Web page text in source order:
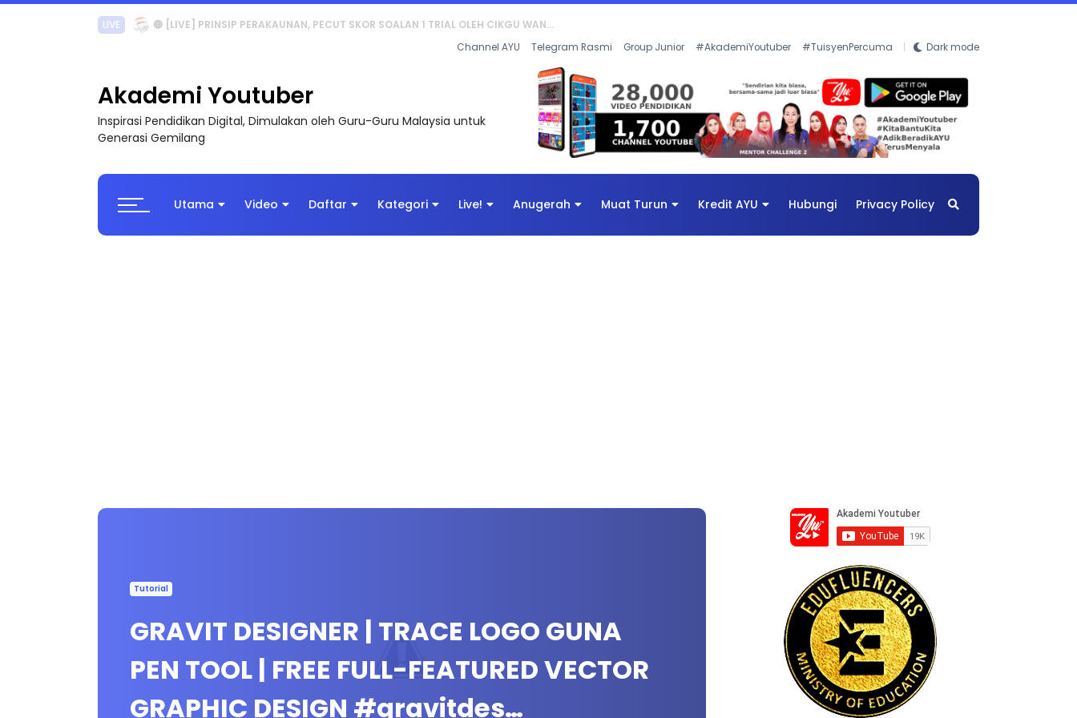
TRANSFORMASI DIGITAL GURU SIRI 7 : PAHLAWAN DIGITAL PENYELAMAT DUNIA
Channel AYU Telegram Rasmi Group Junior #AkademiYoutuber #TuisyenPercuma Dark mode
Akademi Youtuber
Inspirasi Pendidikan Digital, Dimulakan oleh Guru-Guru Malaysia untuk
Generasi Gemilang
Utama Video Daftar Kategori Live! Anugerah Muat Turun Kredit AYU Hubungi Privacy Policy
Tutorial
GRAVIT DESIGNER | TRACE LOGO GUNA
PEN TOOL | FREE FULL-FEATURED VECTOR
GRAPHIC DESIGN #gravitdes…